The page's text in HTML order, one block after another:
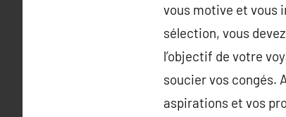
vous motive et vous
sélection, vous
l’objectif de votre
soucier vos congés.
aspirations et vos